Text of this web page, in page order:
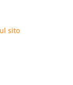
sito